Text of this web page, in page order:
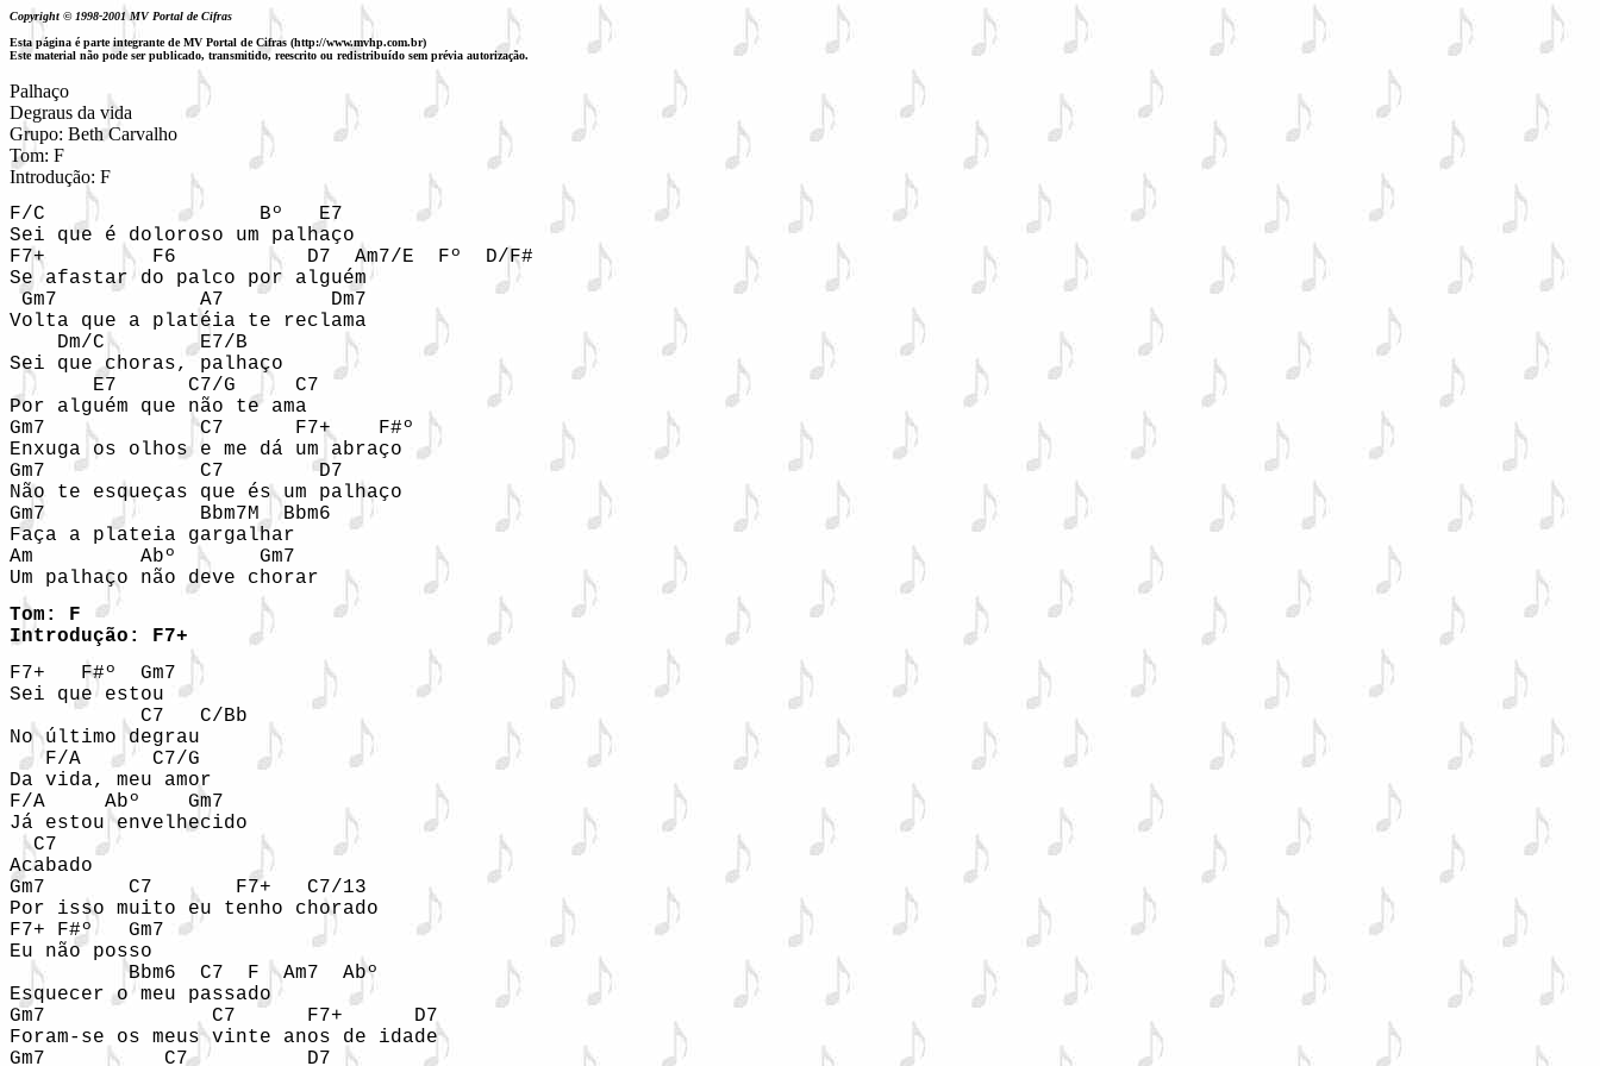
Copyright © 1998-2001 MV Portal de Cifras
Esta página é parte integrante de MV Portal de Cifras (http://www.mvhp.com.br)
Este material não pode ser publicado, transmitido, reescrito ou redistribuído sem prévia autorização.
Palhaço
Degraus da vida
Grupo: Beth Carvalho
Tom: F
Introdução: F
F/C                  Bº   E7
Sei que é doloroso um palhaço
F7+         F6           D7  Am7/E  Fº  D/F#
Se afastar do palco por alguém
Gm7            A7         Dm7
Volta que a platéia te reclama
    Dm/C        E7/B
Sei que choras, palhaço
       E7      C7/G     C7
Por alguém que não te ama
Gm7             C7      F7+    F#º
Enxuga os olhos e me dá um abraço
Gm7             C7        D7
Não te esqueças que és um palhaço
Gm7             Bbm7M  Bbm6
Faça a plateia gargalhar
Am         Abº       Gm7
Um palhaço não deve chorar
Tom: F
Introdução: F7+
F7+   F#º  Gm7
Sei que estou
           C7   C/Bb
No último degrau
   F/A      C7/G
Da vida, meu amor
F/A     Abº    Gm7
Já estou envelhecido
  C7
Acabado
Gm7       C7       F7+   C7/13
Por isso muito eu tenho chorado
F7+ F#º   Gm7
Eu não posso
          Bbm6  C7  F  Am7  Abº
Esquecer o meu passado
Gm7              C7      F7+      D7
Foram-se os meus vinte anos de idade
Gm7          C7          D7